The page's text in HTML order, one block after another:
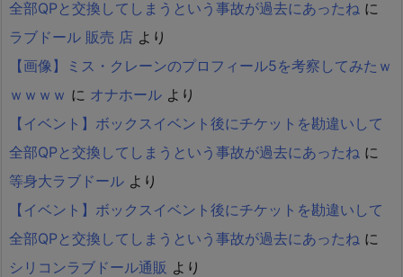
全部QPと交換してしまうという事故が過去にあったね に
ラブドール 販売 店 より
【画像】ミス・クレーンのプロフィール5を考察してみたｗ
ｗｗｗｗ に オナホール より
【イベント】ボックスイベント後にチケットを勘違いして
全部QPと交換してしまうという事故が過去にあったね に
等身大ラブドール より
【イベント】ボックスイベント後にチケットを勘違いして
全部QPと交換してしまうという事故が過去にあったね に
シリコンラブドール通販 より